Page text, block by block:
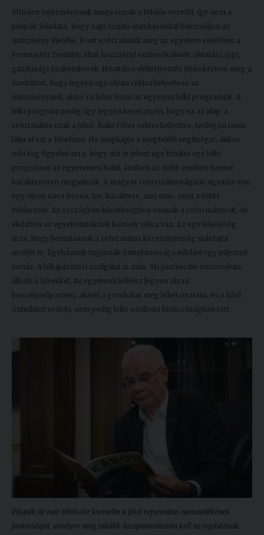
Minden intézménynek megvannak a felelős vezetői, így nem a
püspök feladata, hogy napi szintű utasításokkal beleszóljon az
intézmény életébe. Pont ezért alakult meg az egyetem esetében a
Fenntartói Testület, ahol hozzáértő emberek ülnek: oktatási, jogi,
gazdasági szakemberek. Hivatalos előterjesztés útján kértem meg a
Szenátust, hogy legyen egy olyan rektorhelyettese az
intézménynek, akire rá lehet bízni az egyetem lelki programját. A
lelki program pedig úgy legyen keresztyén, hogy ez az alap, a
református csak a jelző. Balla Péter rektorhelyettes, teológiai tanár
látja el ezt a feladatot. Ha megkapja a megfelelő segítséget, akkor
oda fog figyelni arra, hogy mit is jelent úgy kínálni egy lelki
programot az egyetemen belül, amiben az előbb említett üzenet
karakteresen megjelenik. A magyar reformátusságnak ugyanis van
egy olyan sava-borsa, íze, karaktere, ami más, mint a többi
felekezeté. Az országban kisebbségben vannak a reformátusok, de
eközben az egyetemünknek komoly súlya van. Ez egy lehetőség
arra, hogy bemutassuk a református keresztyénség másfajta
arcélét is. Egyházunk tagjainak öntudatossága például egy jellemző
vonás. A lelkipásztori szolgálat is más. Mi partneribb viszonyban
állunk a hívekkel. Az egyetemi lelkész legyen olyan
beszélgetőpartner, akivel a gondokat meg lehet osztani, és a hívő
öntudatot erősíti, nem pedig lelki-szellemi kiskorúságban tart.
Püspök úr már többször kiemelte a jövő református nemzedékének
fontosságát, amelyre még inkább összpontosítania kell az egyháznak.